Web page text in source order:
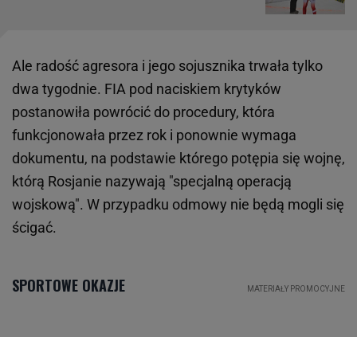
Ale radość agresora i jego sojusznika trwała tylko
dwa tygodnie. FIA pod naciskiem krytyków
postanowiła powrócić do procedury, która
funkcjonowała przez rok i ponownie wymaga
dokumentu, na podstawie którego potępia się wojnę,
którą Rosjanie nazywają "specjalną operacją
wojskową". W przypadku odmowy nie będą mogli się
ścigać.